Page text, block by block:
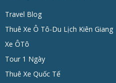
Travel Blog
Thuê Xe Ô Tô-Du Lịch Kiên Giang
Xe ÔTô
Tour 1 Ngày
Thuê Xe Quốc Tế